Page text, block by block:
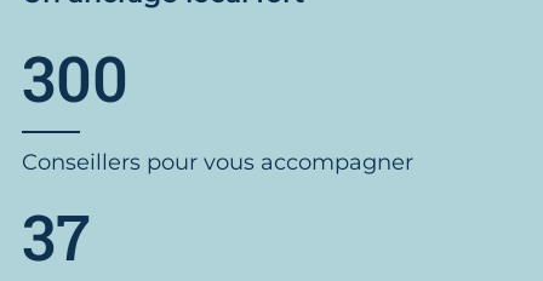
300
Conseillers pour vous accompagner
37